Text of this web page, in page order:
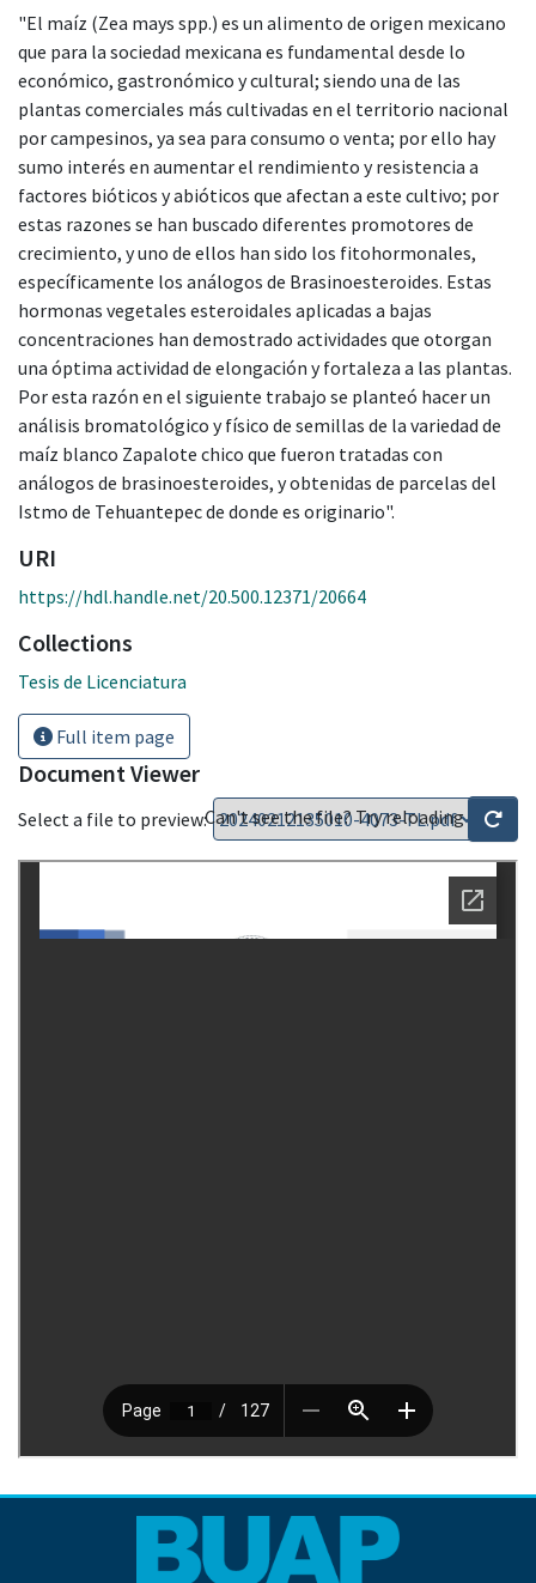
"El maíz (Zea mays spp.) es un alimento de origen mexicano
que para la sociedad mexicana es fundamental desde lo
económico, gastronómico y cultural; siendo una de las
plantas comerciales más cultivadas en el territorio nacional
por campesinos, ya sea para consumo o venta; por ello hay
sumo interés en aumentar el rendimiento y resistencia a
factores bióticos y abióticos que afectan a este cultivo; por
estas razones se han buscado diferentes promotores de
crecimiento, y uno de ellos han sido los fitohormonales,
específicamente los análogos de Brasinoesteroides. Estas
hormonas vegetales esteroidales aplicadas a bajas
concentraciones han demostrado actividades que otorgan
una óptima actividad de elongación y fortaleza a las plantas.
Por esta razón en el siguiente trabajo se planteó hacer un
análisis bromatológico y físico de semillas de la variedad de
maíz blanco Zapalote chico que fueron tratadas con
análogos de brasinoesteroides, y obtenidas de parcelas del
Istmo de Tehuantepec de donde es originario".
URI
https://hdl.handle.net/20.500.12371/20664
Collections
Tesis de Licenciatura
Full item page
Document Viewer
Select a file to preview:Can't see the file? Try reloading